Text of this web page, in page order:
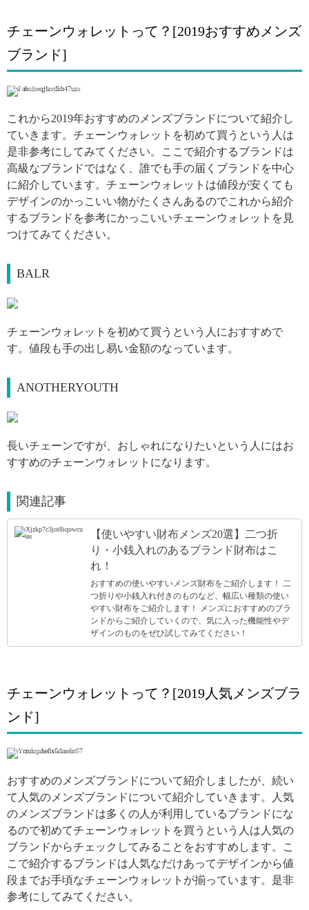
チェーンウォレットって？[2019おすすめメンズ
ブランド]
引用: https://www.instagram.com/p/BQMoY8Uj7wl/
これから2019年おすすめのメンズブランドについて紹介し
ていきます。チェーンウォレットを初めて買うという人は
是非参考にしてみてください。ここで紹介するブランドは
高級なブランドではなく、誰でも手の届くブランドを中心
に紹介しています。チェーンウォレットは値段が安くても
デザインのかっこいい物がたくさんあるのでこれから紹介
するブランドを参考にかっこいいチェーンウォレットを見
つけてみてください。
BALR
引用: https://static-buyma-com.akamaized.net/imgdata/item/190228/0041870235/184601749/org.jpg
チェーンウォレットを初めて買うという人におすすめで
す。値段も手の出し易い金額のなっています。
ANOTHERYOUTH
引用: https://static-buyma-com.akamaized.net/imgdata/item/181219/0040402116/175977428/org.jpg
長いチェーンですが、おしゃれになりたいという人にはお
すすめのチェーンウォレットになります。
関連記事
【使いやすい財布メンズ20選】二つ折
り・小銭入れのあるブランド財布はこ
れ！
おすすめの使いやすいメンズ財布をご紹介します！ 二
つ折りや小銭入れ付きのものなど、幅広い種類の使い
やすい財布をご紹介します！ メンズにおすすめのブラ
ンドからご紹介していくので、気に入った機能性やデ
ザインのものをぜひ試してみてください！
チェーンウォレットって？[2019人気メンズブラ
ンド]
引用: https://www.instagram.com/p/BuSX0TbAIFI/
おすすめのメンズブランドについて紹介しましたが、続い
て人気のメンズブランドについて紹介していきます。人気
のメンズブランドは多くの人が利用しているブランドにな
るので初めてチェーンウォレットを買うという人は人気の
ブランドからチェックしてみることをおすすめします。こ
こで紹介するブランドは人気なだけあってデザインから値
段までお手頃なチェーンウォレットが揃っています。是非
参考にしてみてください。